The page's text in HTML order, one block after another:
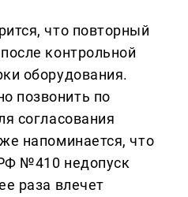
что повторный
контрольной
оборудования.
позвонить по
согласования
напоминается, что
№410 недопуск
раза влечет